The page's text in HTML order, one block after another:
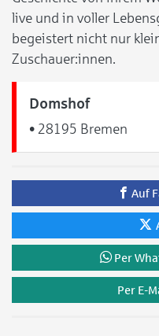
live und in voller
begeistert nicht nur
Zuschauer:innen.
Domshof
• 28195 Bremen
Auf
Per
Per E-